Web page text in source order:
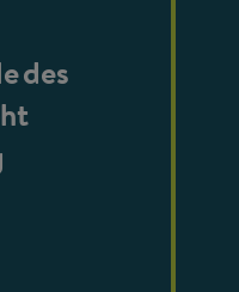
des